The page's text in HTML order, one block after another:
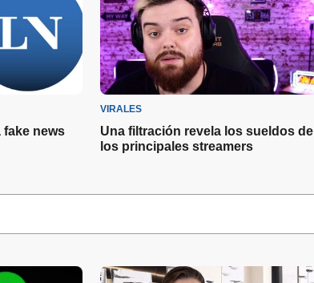
fake news
VIRALES
Una filtración revela los sueldos de
los principales streamers